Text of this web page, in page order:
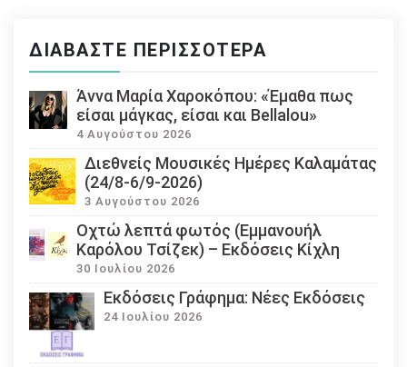
ΔΙΑΒΆΣΤΕ ΠΕΡΙΣΣΌΤΕΡΑ
Άννα Μαρία Χαροκόπου: «Έμαθα πως
είσαι μάγκας, είσαι και Bellalou»
4 Αυγούστου 2026
Διεθνείς Μουσικές Ημέρες Καλαμάτας
(24/8-6/9-2026)
3 Αυγούστου 2026
Οχτώ λεπτά φωτός (Εμμανουήλ
Καρόλου Τσίζεκ) – Εκδόσεις Κίχλη
30 Ιουλίου 2026
Εκδόσεις Γράφημα: Νέες Εκδόσεις
24 Ιουλίου 2026